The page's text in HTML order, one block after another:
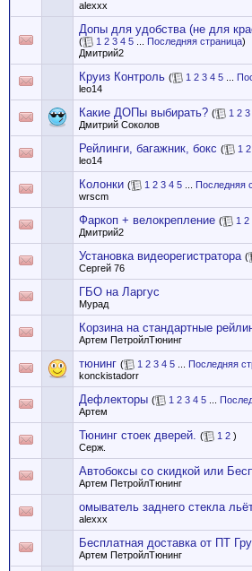
alexxx
Допы для удобства (не для
( 1 2 3 4 5 Последняя страница)
Дмитрий2
Круиз Контроль ( 1 2 3 4 5
leo14
Какие ДОПы выбирать? ( 1 2 3
Дмитрий Соколов
Рейлинги, багажник, бокс ( 1 2
leo14
Колонки ( 1 2 3 4 5 Последняя
wrscm
Фаркоп + велокрепление ( 1 2
Дмитрий2
Установка видеорегистратора (
Сергей 76
ГБО на Ларгус
Мурад
Корзина на стандартные
Артем ПетройлТюнинг
тюнинг ( 1 2 3 4 5 Последняя
konckistadorr
Дефлекторы ( 1 2 3 4 5
Артем
Тюнинг стоек дверей. ( 1 2 )
Серж.
Автобоксы со скидкой или
Артем ПетройлТюнинг
омыватель заднего стекла
alexxx
Бесплатная доставка от ПТ
Артем ПетройлТюнинг